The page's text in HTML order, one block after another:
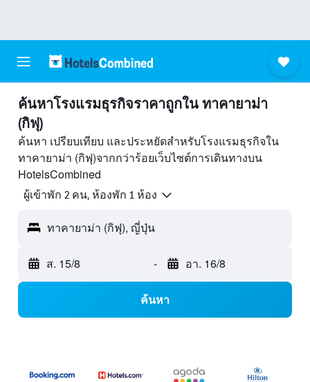
ค้นหาโรงแรมธุรกิจราคาถูกใน ทาคายาม่า
(กิฟุ)
ค้นหา เปรียบเทียบ และประหยัดสำหรับโรงแรมธุรกิจใน
ทาคายาม่า (กิฟุ)จากกว่าร้อยเว็บไซต์การเดินทางบน
HotelsCombined
ผู้เข้าพัก 2 คน, ห้องพัก 1 ห้อง
ทาคายาม่า (กิฟุ), ญี่ปุ่น
ส. 15/8 - อา. 16/8
ค้นหา